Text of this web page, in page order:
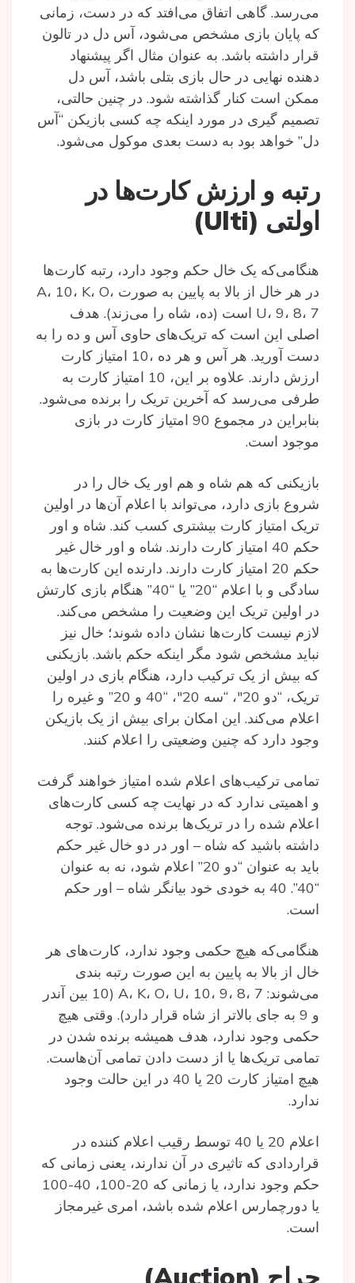
می‌رسد. گاهی اتفاق می‌افتد که در دست، زمانی
که پایان بازی مشخص می‌شود، آس دل در تالون
قرار داشته باشد. به عنوان مثال اگر پیشنهاد
دهنده نهایی در حال بازی بتلی باشد، آس دل
ممکن است کنار گذاشته شود. در چنین حالتی،
تصمیم گیری در مورد اینکه چه کسی بازیکن “آس
دل” خواهد بود به دست بعدی موکول می‌شود.
رتبه و ارزش کارت‌ها در
اولتی (Ulti)
هنگامی‌که یک خال حکم وجود دارد، رتبه کارت‌ها
در هر خال از بالا به پایین به صورت A، 10، K، O،
U، 9، 8، 7 است (ده، شاه را می‌زند). هدف
اصلی این است که تریک‌های حاوی آس و ده‌ را به
دست آورید. هر آس و هر ده ،10 امتیاز کارت
ارزش دارند. علاوه بر این، 10 امتیاز کارت به
طرفی می‌رسد که آخرین تریک را برنده می‌شود.
بنابراین در مجموع 90 امتیاز کارت در بازی
موجود است.
بازیکنی که هم شاه و هم اور یک خال را در
شروع بازی ‌دارد، می‌تواند با اعلام آن‌ها در اولین
تریک امتیاز کارت بیشتری کسب کند. شاه و اور
حکم 40 امتیاز کارت دارند. شاه و اور خال غیر
حکم 20 امتیاز کارت دارند. دارنده این کارت‌ها به
سادگی و با اعلام “20” یا “40” هنگام بازی کارتش
در اولین تریک این وضعیت را مشخص می‌کند.
لازم نیست کارت‌ها نشان داده شوند؛ خال نیز
نباید مشخص شود مگر اینکه حکم باشد. بازیکنی
که بیش از یک ترکیب دارد، هنگام بازی در اولین
تریک، “دو 20″، “سه 20″، “40 و 20” و غیره را
اعلام می‌کند. این امکان برای بیش از یک بازیکن
وجود دارد که چنین وضعیتی را اعلام کنند.
تمامی ترکیب‌های اعلام شده امتیاز خواهند گرفت
و اهمیتی ندارد که در نهایت چه کسی کارت‌های
اعلام شده را در تریک‌ها برنده می‌شود. توجه
داشته باشید که شاه – اور در دو خال غیر حکم
باید به عنوان “دو 20” اعلام شود، نه به عنوان
“40”. 40 به خودی خود بیانگر شاه – اور حکم
است.
هنگامی‌که هیچ حکمی وجود ندارد، کارت‌های هر
خال از بالا به پایین به این صورت رتبه بندی
می‌شوند: A، K، O، U، 10، 9، 8، 7 (10 بین آندر
و 9 به جای بالاتر از شاه قرار دارد). وقتی هیچ
حکمی وجود ندارد، هدف همیشه برنده شدن در
تمامی تریک‌ها یا از دست دادن تمامی آن‌هاست.
هیچ امتیاز کارت 20 یا 40 در این حالت وجود
ندارد.
اعلام 20 یا 40 توسط رقیب اعلام کننده در
قراردادی که تاثیری در آن ندارند، یعنی زمانی که
حکم وجود ندارد، یا زمانی که 20-100، 40-100
یا دورچمارس اعلام شده باشد، امری غیرمجاز
است.
حراج (Auction)